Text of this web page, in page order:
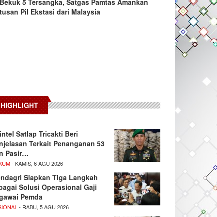
Pil Ekstasi dari Malaysia
HIGHLIGHT
Satlap Tricakti Beri
Terkait Penanganan 53
Pasir…
- KAMIS, 6 AGU 2026
Siapkan Tiga Langkah
Solusi Operasional Gaji
Pemda
- RABU, 5 AGU 2026